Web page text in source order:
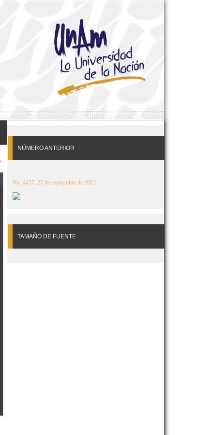
NÚMERO ANTERIOR
No. 4457, 27 de septiembre de 2012
TAMAÑO DE FUENTE